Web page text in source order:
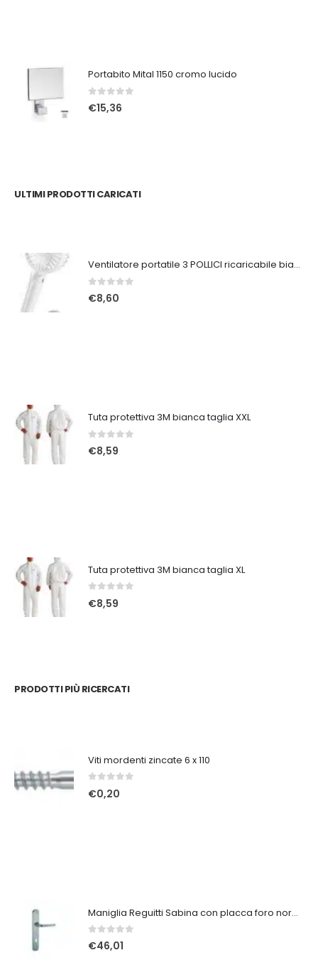
Portabito Mital 1150 cromo lucido
0Su 5
€15,36
ULTIMI PRODOTTI CARICATI
Ventilatore portatile 3 POLLICI ricaricabile bianco
0Su 5
€8,60
Tuta protettiva 3M bianca taglia XXL
Su 5
€8,59
Tuta protettiva 3M bianca taglia XL
Su 5
€8,59
PRODOTTI PIÙ RICERCATI
Viti mordenti zincate 6 x 110
Su 5
€0,20
Maniglia Reguitti Sabina con placca foro normale crs
0Su 5
€46,01